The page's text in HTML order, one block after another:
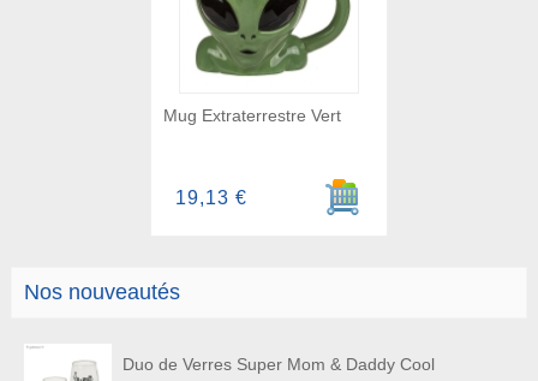
Nos nouveautés
Duo de Verres Super Mom & Daddy Cool
Mug Extraterrestre Vert
Ajouter au panier
19,13 €